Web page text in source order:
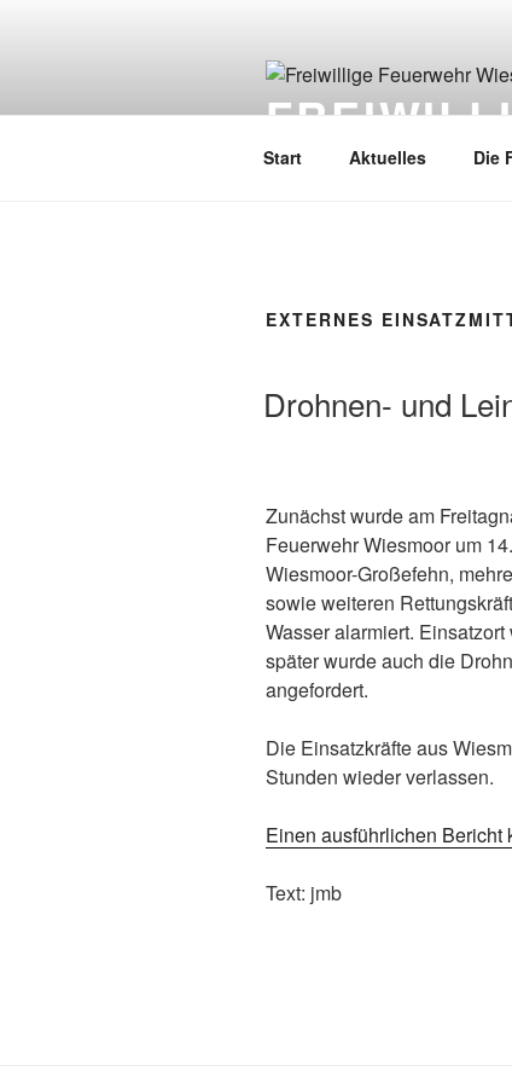
Start Aktuelles Die
EXTERNES
Drohnen- und
Zunächst wurde am
Feuerwehr Wiesmoor um
Wiesmoor-Großefehn,
sowie weiteren
Wasser alarmiert.
später wurde auch die
angefordert.
Die Einsatzkräfte aus
Stunden wieder verlassen.
Einen ausführlichen Bericht
Text: